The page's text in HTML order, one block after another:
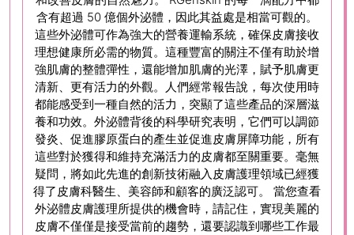
含有超過 50 億個外泌體，因此其益處是相當可觀的。
這些外泌體可作為強大的營養運輸系統，確保皮膚接收
理想健康所必需的物質。這種豐富的關注不僅有助於增
強肌膚的整體彈性，還能增加肌膚的光澤，賦予肌膚更
清新、更有活力的外觀。人們經常報告說，每次使用時
都能感受到一種自然的活力，突顯了這些產品的深層滋
養和功效。外泌體背後的科學研究表明，它們可以調節
發炎、促進膠原蛋白的產生並促進皮膚屏障功能，所有
這些對於獲得和維持充滿活力的皮膚都至關重要。毫無
疑問，將如此先進的創新技術融入皮膚護理領域已經獲
得了皮膚科醫生、美容師和顧客的廣泛認可。 當您查看
外泌體皮膚護理所提供的機會時，請記住，實現美麗的
皮膚不僅僅是接受當前的趨勢，還要認識到哪些工作最